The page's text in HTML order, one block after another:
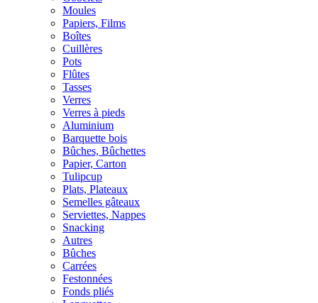
Moules
Papiers, Films
Boîtes
Cuillères
Pots
Flûtes
Tasses
Verres
Verres à pieds
Aluminium
Barquette bois
Bûches, Bûchettes
Papier, Carton
Tulipcup
Plats, Plateaux
Semelles gâteaux
Serviettes, Nappes
Snacking
Autres
Bûches
Carrées
Festonnées
Fonds pliés